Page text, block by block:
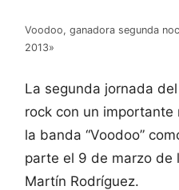
Voodoo, ganadora segunda
2013»
La segunda jornada
rock con un
la banda “Voodoo”
parte el 9 de marzo de
Martín Rodríguez.